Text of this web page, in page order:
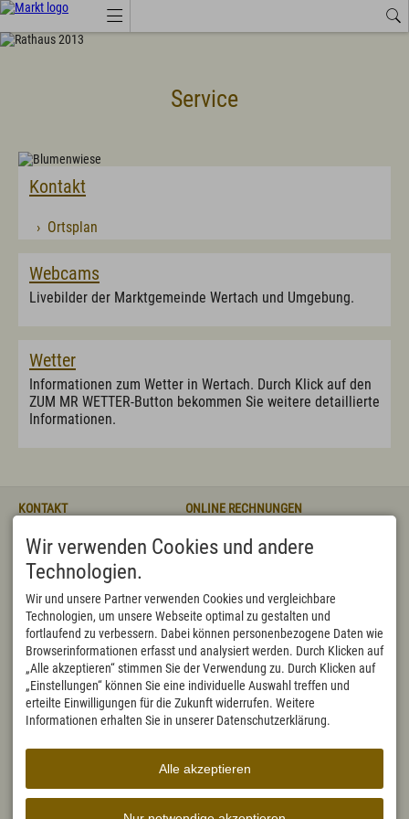
Amtliche Bekanntmachungen
Branchenbuch
Energie
Landkreis Oberallgäu
Marktprodukte "vo eis dahoim"
Marktwärme
Veranstaltungen
Wertach Themen
Politik
Vereine/Verbände
Bürgerservice
Ansprechpartner(in)
Bauamt
Bücherei
Einwohnermeldeamt, Passamt
Friedhofsverwaltung
Fundamt
Kämmerei
Kasse
Standesamt
Online ins Rathaus/Bürgerserviceportal
Formulare
Service
Kontakt
› Ortsplan
Webcams
Livebilder der Marktgemeinde Wertach und Umgebung.
Wetter
Informationen zum Wetter in Wertach. Durch Klick auf den
ZUM MR WETTER-Button bekommen Sie weitere detaillierte
Informationen.
KONTAKT
Rathausstraße 3
87497 Wertach
DEUTSCHLAND
+49 8365 702 10
Fax +49 8365 702 122
rathaus@wertach.de
ONLINE RECHNUNGEN
rechnung@wertach.de
https://formularserver-
bp.bayern.de/sichererKontakt?
caller=89885343764
BEHÖRDENNUMMER 115
Von Montag bis Freitag ist die
Tel.: 115 in Stadt und Landkreis
jeweils von 7.30 bis 18 Uhr
besetzt. Anrufende erhalten dort
nicht nur Auskünfte zu lokalen
ÖFFNUNGSZEITEN
Mo, Di, Do,
Fr
08:00-12:00
Mittwoch
14:00-17:00
Sa, So
geschlossen
Wir verwenden Cookies und andere
Technologien.
Wir und unsere Partner verwenden Cookies und vergleichbare
Technologien, um unsere Webseite optimal zu gestalten und
fortlaufend zu verbessern. Dabei können personenbezogene Daten wie
Browserinformationen erfasst und analysiert werden. Durch Klicken auf
„Alle akzeptieren“ stimmen Sie der Verwendung zu. Durch Klicken auf
„Einstellungen“ können Sie eine individuelle Auswahl treffen und
erteilte Einwilligungen für die Zukunft widerrufen. Weitere
Informationen erhalten Sie in unserer Datenschutzerklärung.
Alle akzeptieren